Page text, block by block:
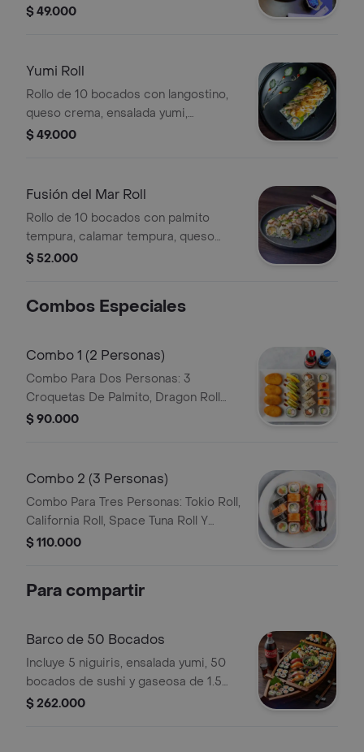
queso crema, cebollín, topping de
$ 49.000
Yumi Roll
Rollo de 10 bocados con langostino,
queso crema, ensalada yumi,
aguacate y camarón crocante en
$ 49.000
Fusión del Mar Roll
Rollo de 10 bocados con palmito
tempura, calamar tempura, queso
crema, cebollín y topping de pulpo
$ 52.000
Combos Especiales
Combo 1 (2 Personas)
Combo Para Dos Personas: 3
Croquetas De Palmito, Dragon Roll
1/2, Tiger Roll, 1/2 Dinamita Y 2
$ 90.000
Combo 2 (3 Personas)
Combo Para Tres Personas: Tokio Roll,
California Roll, Space Tuna Roll Y
Gaseosa De 1.5 Litros.
$ 110.000
Para compartir
Barco de 50 Bocados
Incluye 5 niguiris, ensalada yumi, 50
bocados de sushi y gaseosa de 1.5
litros a elección.
$ 262.000